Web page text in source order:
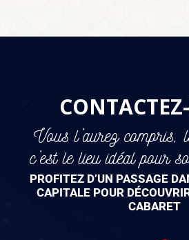
Vous l’aurez compris,
c’est le lieu idéal pour
PROFITEZ D’UN PASSAGE
CAPITALE POUR
CABARET